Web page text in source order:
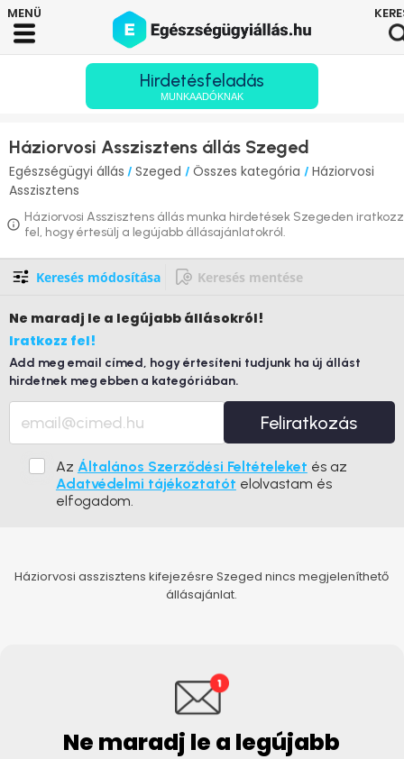
Hirdetésfeladás
MUNKAADÓKNAK
Háziorvosi Asszisztens állás Szeged
Egészségügyi állás / Szeged / Összes kategória / Háziorvosi
Asszisztens
Háziorvosi Asszisztens állás munka hirdetések Szegeden iratkozz
fel, hogy értesülj a legújabb állásajánlatokról.
Keresés módosítása Keresés mentése
Ne maradj le a legújabb állásokról!
Iratkozz fel!
Add meg email címed, hogy értesíteni tudjunk ha új állást
hirdetnek meg ebben a kategóriában.
Feliratkozás
Az Általános Szerződési Feltételeket és az
Adatvédelmi tájékoztatót elolvastam és
elfogadom.
Háziorvosi asszisztens kifejezésre Szeged nincs megjeleníthető
állásajánlat.
Ne maradj le a legújabb